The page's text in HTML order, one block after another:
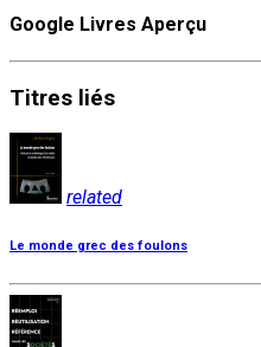
Google Livres Aperçu
Titres liés
related
Le monde grec des foulons